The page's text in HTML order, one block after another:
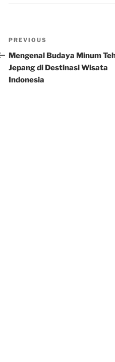
Post
navigation
Previous
Post
PREVIOUS
Mengenal Budaya Minum
Jepang di Destinasi Wisata
Indonesia